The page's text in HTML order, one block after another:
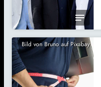
Bild von Bruno auf Pixabay